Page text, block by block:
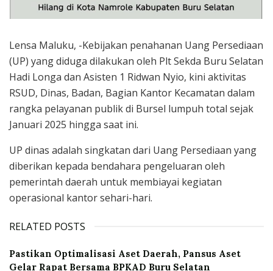
Lensa Maluku, -Kebijakan penahanan Uang Persediaan
(UP) yang diduga dilakukan oleh Plt Sekda Buru Selatan
Hadi Longa dan Asisten 1 Ridwan Nyio, kini aktivitas
RSUD, Dinas, Badan, Bagian Kantor Kecamatan dalam
rangka pelayanan publik di Bursel lumpuh total sejak
Januari 2025 hingga saat ini.
UP dinas adalah singkatan dari Uang Persediaan yang
diberikan kepada bendahara pengeluaran oleh
pemerintah daerah untuk membiayai kegiatan
operasional kantor sehari-hari.
RELATED POSTS
Pastikan Optimalisasi Aset Daerah, Pansus Aset
Gelar Rapat Bersama BPKAD Buru Selatan